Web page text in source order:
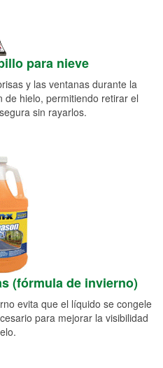
para nieve
y las ventanas durante la
hielo, permitiendo retirar el
sin rayarlos.
(fórmula de invierno)
evita que el líquido se congele
para mejorar la visibilidad